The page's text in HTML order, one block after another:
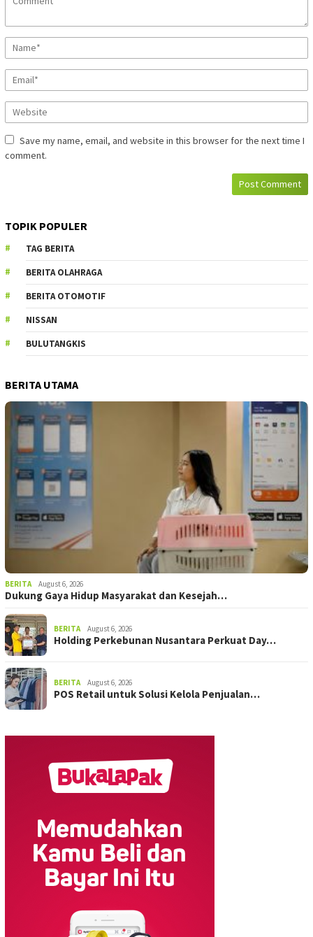
Save my name, email, and website in this browser for the next time I
comment.
TOPIK POPULER
TAG BERITA
BERITA OLAHRAGA
BERITA OTOMOTIF
NISSAN
BULUTANGKIS
BERITA UTAMA
BERITA August 6, 2026
Dukung Gaya Hidup Masyarakat dan Kesejah…
BERITA August 6, 2026
Holding Perkebunan Nusantara Perkuat Day…
BERITA August 6, 2026
POS Retail untuk Solusi Kelola Penjualan…